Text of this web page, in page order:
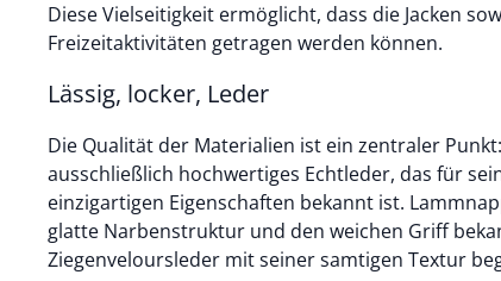
Diese Vielseitigkeit ermöglicht, dass die Jacken
Freizeitaktivitäten getragen werden können.
Lässig, locker, Leder
Die Qualität der Materialien ist ein zentraler
ausschließlich hochwertiges Echtleder, das für
einzigartigen Eigenschaften bekannt ist.
glatte Narbenstruktur und den weichen Griff
Ziegenveloursleder mit seiner samtigen Textur